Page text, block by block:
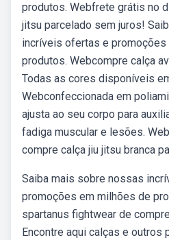
produtos. Webfrete grátis no
jitsu parcelado sem juros!
incríveis ofertas e promoções
produtos. Webcompre calça
Todas as cores disponíveis
Webconfeccionada em
ajusta ao seu corpo para
fadiga muscular e lesões.
compre calça jiu jitsu branca
Saiba mais sobre nossas
promoções em milhões de
spartanus fightwear de
Encontre aqui calças e outros